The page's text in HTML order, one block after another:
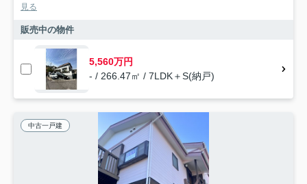
見る
販売中の物件
5,560万円
- / 266.47㎡ / 7LDK＋S(納戸)
中古一戸建